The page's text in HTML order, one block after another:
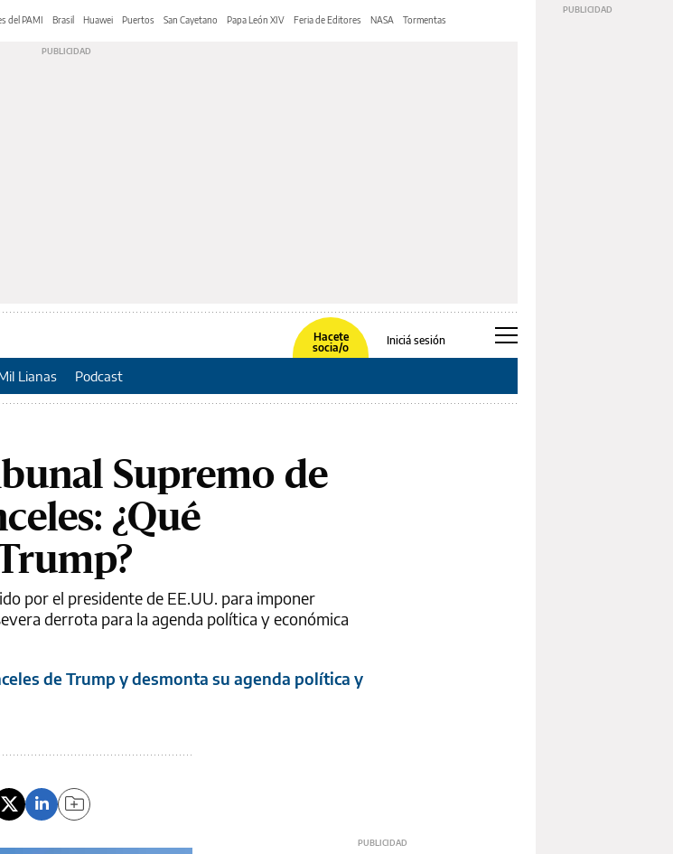
del PAMI Brasil Huawei Puertos San Cayetano Papa León XIV Feria de Editores NASA Tormentas
Hacete
socia/o
Iniciá sesión
Lianas Podcast
Supremo de
¿Qué
por el presidente de EE.UU. para imponer
derrota para la agenda política y económica
de Trump y desmonta su agenda política y